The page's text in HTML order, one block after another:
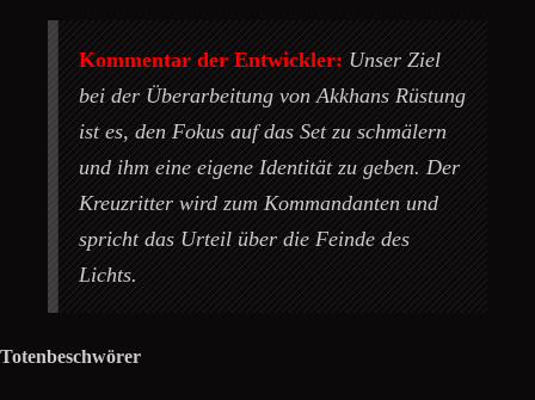
Kommentar der Entwickler: Unser Ziel
bei der Überarbeitung von Akkhans Rüstung
ist es, den Fokus auf das Set zu schmälern
und ihm eine eigene Identität zu geben. Der
Kreuzritter wird zum Kommandanten und
spricht das Urteil über die Feinde des
Lichts.
Totenbeschwörer